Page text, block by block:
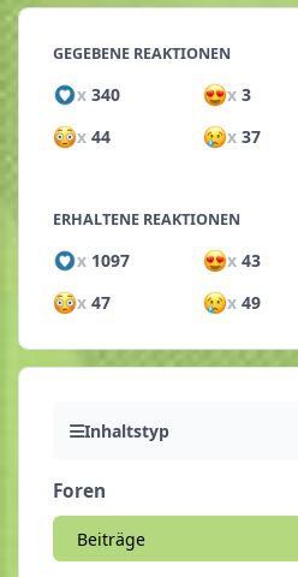
GEGEBENE REAKTIONEN
x 340 x3
x 44 x37
ERHALTENE REAKTIONEN
x 1097 x43
x 47 x49
Inhaltstyp
Foren
Beiträge